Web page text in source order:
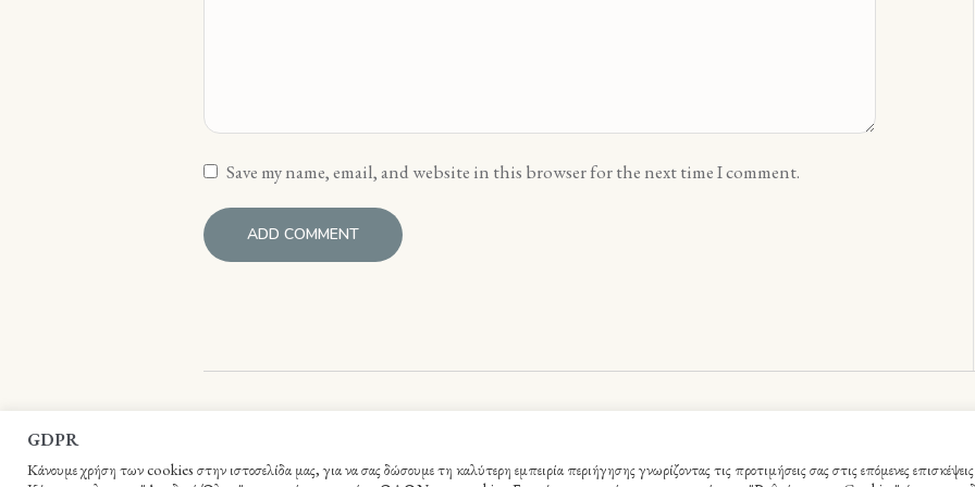
Save my name, email, and website in this browser for the next time I comment.
GDPR
Κάνουμε χρήση των cookies στην ιστοσελίδα μας, για να σας δώσουμε τη καλύτερη εμπειρία περιήγησης γνωρίζοντας τις προτιμήσεις σας στις επόμενες